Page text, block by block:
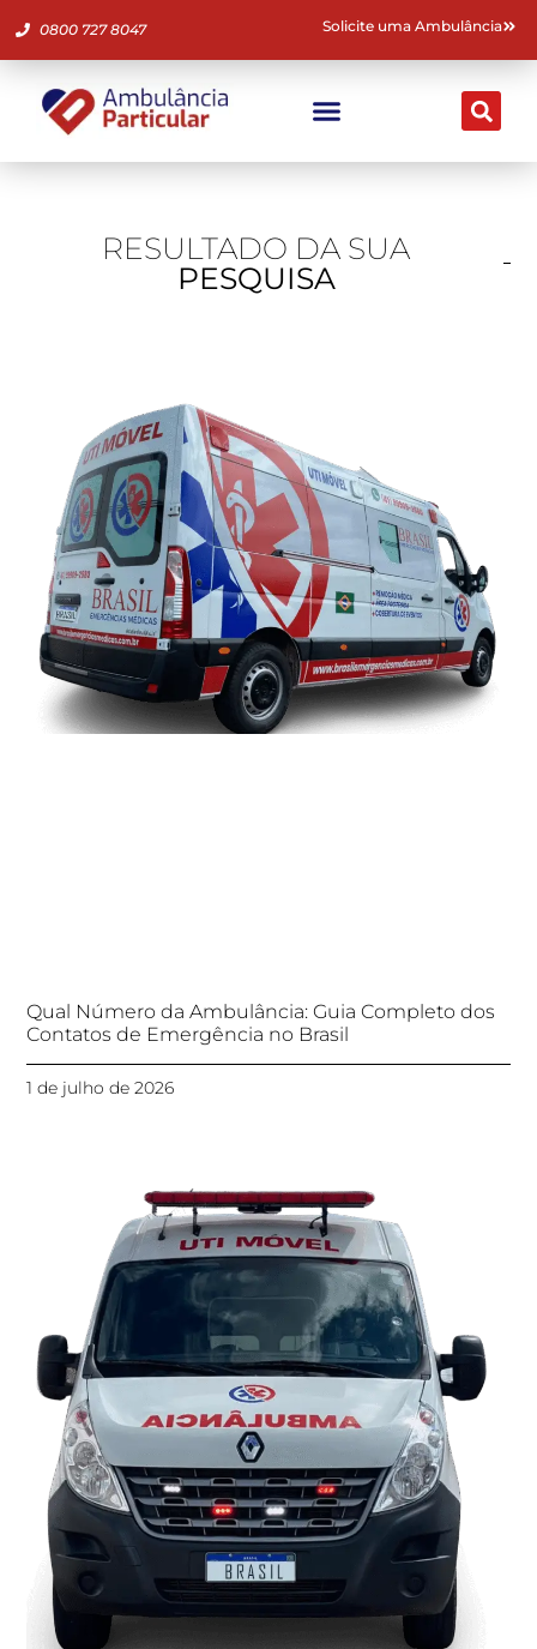
0800 727 8047 Solicite uma Ambulância
RESULTADO DA SUA
PESQUISA
Qual Número da Ambulância: Guia Completo dos
Contatos de Emergência no Brasil
1 de julho de 2026